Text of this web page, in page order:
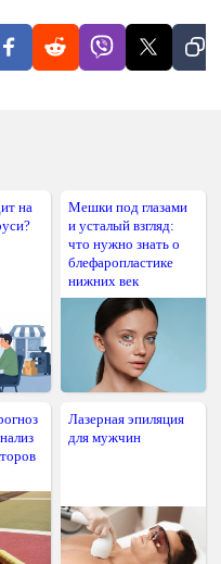
на
Мешки под глазами
и усталый взгляд:
что нужно знать о
блефаропластике
нижних век
Лазерная эпиляция
для мужчин